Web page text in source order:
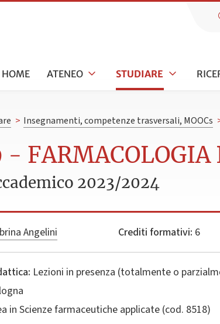
HOME ATENEO STUDIARE
> Insegnamenti, competenze trasversali, MOOCs
- FARMACOLOGIA
2023/2024
Angelini Crediti formativi: 6
Lezioni in presenza (totalmente o
inScienze farmaceutiche applicate (cod. 8518)